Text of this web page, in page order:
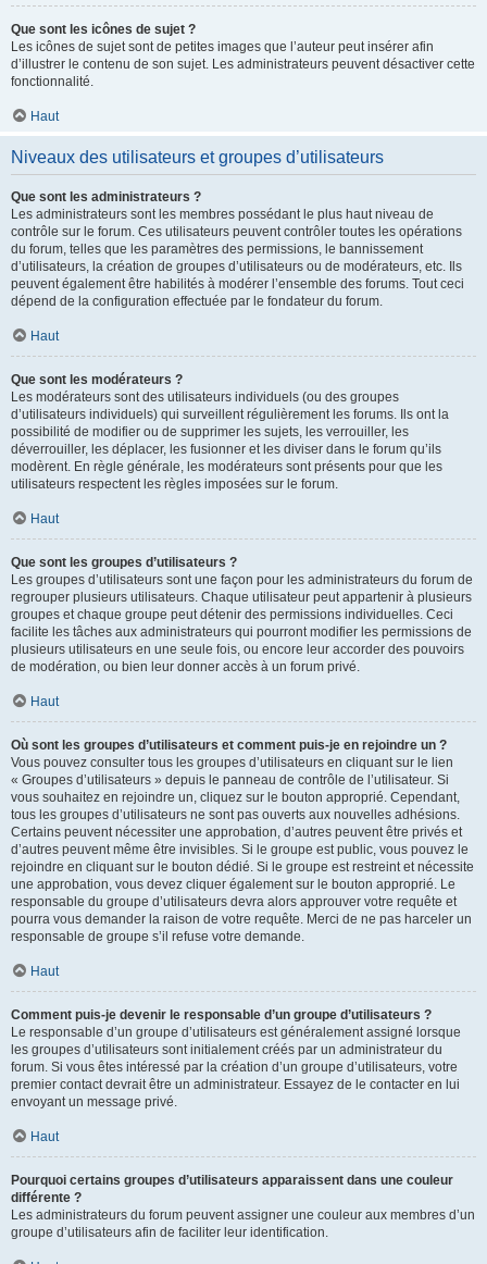
Que sont les icônes de sujet ?
Les icônes de sujet sont de petites images que l’auteur peut insérer afin
d’illustrer le contenu de son sujet. Les administrateurs peuvent désactiver cette
fonctionnalité.
Haut
Niveaux des utilisateurs et groupes d’utilisateurs
Que sont les administrateurs ?
Les administrateurs sont les membres possédant le plus haut niveau de
contrôle sur le forum. Ces utilisateurs peuvent contrôler toutes les opérations
du forum, telles que les paramètres des permissions, le bannissement
d’utilisateurs, la création de groupes d’utilisateurs ou de modérateurs, etc. Ils
peuvent également être habilités à modérer l’ensemble des forums. Tout ceci
dépend de la configuration effectuée par le fondateur du forum.
Haut
Que sont les modérateurs ?
Les modérateurs sont des utilisateurs individuels (ou des groupes
d’utilisateurs individuels) qui surveillent régulièrement les forums. Ils ont la
possibilité de modifier ou de supprimer les sujets, les verrouiller, les
déverrouiller, les déplacer, les fusionner et les diviser dans le forum qu’ils
modèrent. En règle générale, les modérateurs sont présents pour que les
utilisateurs respectent les règles imposées sur le forum.
Haut
Que sont les groupes d’utilisateurs ?
Les groupes d’utilisateurs sont une façon pour les administrateurs du forum de
regrouper plusieurs utilisateurs. Chaque utilisateur peut appartenir à plusieurs
groupes et chaque groupe peut détenir des permissions individuelles. Ceci
facilite les tâches aux administrateurs qui pourront modifier les permissions de
plusieurs utilisateurs en une seule fois, ou encore leur accorder des pouvoirs
de modération, ou bien leur donner accès à un forum privé.
Haut
Où sont les groupes d’utilisateurs et comment puis-je en rejoindre un ?
Vous pouvez consulter tous les groupes d’utilisateurs en cliquant sur le lien
« Groupes d’utilisateurs » depuis le panneau de contrôle de l’utilisateur. Si
vous souhaitez en rejoindre un, cliquez sur le bouton approprié. Cependant,
tous les groupes d’utilisateurs ne sont pas ouverts aux nouvelles adhésions.
Certains peuvent nécessiter une approbation, d’autres peuvent être privés et
d’autres peuvent même être invisibles. Si le groupe est public, vous pouvez le
rejoindre en cliquant sur le bouton dédié. Si le groupe est restreint et nécessite
une approbation, vous devez cliquer également sur le bouton approprié. Le
responsable du groupe d’utilisateurs devra alors approuver votre requête et
pourra vous demander la raison de votre requête. Merci de ne pas harceler un
responsable de groupe s’il refuse votre demande.
Haut
Comment puis-je devenir le responsable d’un groupe d’utilisateurs ?
Le responsable d’un groupe d’utilisateurs est généralement assigné lorsque
les groupes d’utilisateurs sont initialement créés par un administrateur du
forum. Si vous êtes intéressé par la création d’un groupe d’utilisateurs, votre
premier contact devrait être un administrateur. Essayez de le contacter en lui
envoyant un message privé.
Haut
Pourquoi certains groupes d’utilisateurs apparaissent dans une couleur
différente ?
Les administrateurs du forum peuvent assigner une couleur aux membres d’un
groupe d’utilisateurs afin de faciliter leur identification.